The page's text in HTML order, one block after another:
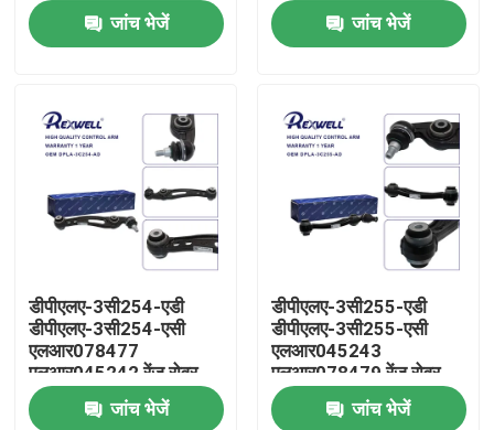
घर
उत्पाद
फ़ैक्टरी टूर
गुणवत्ता नियंत्रण
जांच भेजें
जांच भेजें
डीपीएलए-3सी254-एडी
डीपीएलए-3सी254-एसी
एलआर078477
एलआर045242 रेंज रोवर
लैंड रोवर के लिए रियर फ्रंट
लोअर कंट्रोल आर्म
जांच भेजें
डीपीएलए-3सी255-एडी
डीपीएलए-3सी255-एसी
एलआर045243
एलआर078479 रेंज रोवर
लैंड रोवर के लिए लोअर
कंट्रोल आर्म जांच भेजें